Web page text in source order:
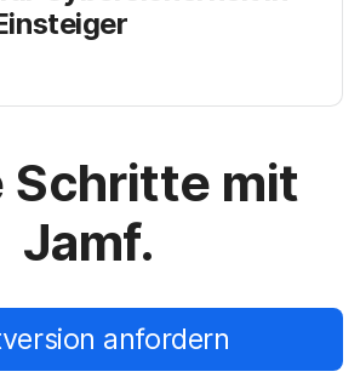
Schritte mit
Jamf.
anfordern